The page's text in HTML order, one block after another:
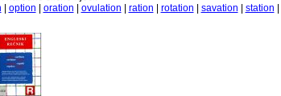
option oration ovulation ration rotation savation station